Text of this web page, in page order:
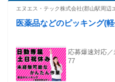
エヌエス・テック株式会社(郡山駅周辺
医薬品などのピッキング(
応募爆速対応
77